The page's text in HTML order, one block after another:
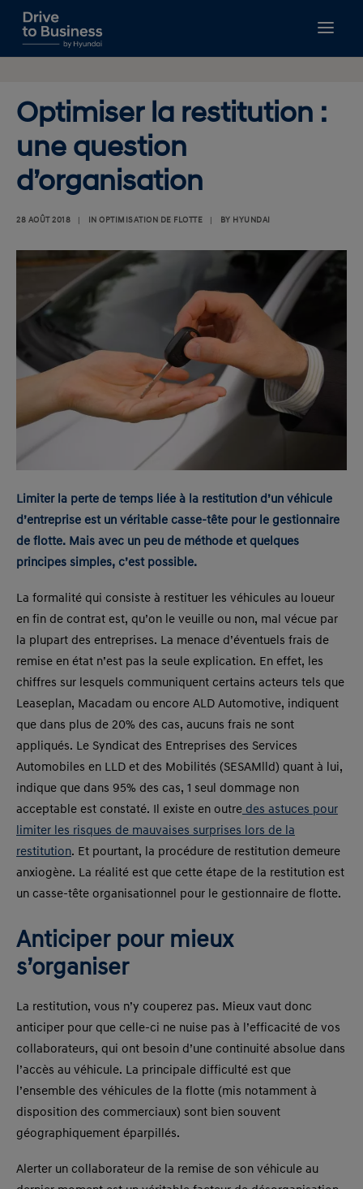
FISCALITÉ
FINANCEMENT
NOUVELLES MOBILITÉS
BIEN CHOISIR
RECHERCHE
Optimiser la restitution :
une question
d’organisation
28 AOÛT 2018 IN OPTIMISATION DE FLOTTE BY HYUNDAI
Limiter la perte de temps liée à la restitution d’un véhicule
d’entreprise est un véritable casse-tête pour le gestionnaire
de flotte. Mais avec un peu de méthode et quelques
principes simples, c’est possible.
La formalité qui consiste à restituer les véhicules au loueur
en fin de contrat est, qu’on le veuille ou non, mal vécue par
la plupart des entreprises. La menace d’éventuels frais de
remise en état n’est pas la seule explication. En effet, les
chiffres sur lesquels communiquent certains acteurs tels que
Leaseplan, Macadam ou encore ALD Automotive, indiquent
que dans plus de 20% des cas, aucuns frais ne sont
appliqués. Le Syndicat des Entreprises des Services
Automobiles en LLD et des Mobilités (SESAMlld) quant à lui,
indique que dans 95% des cas, 1 seul dommage non
acceptable est constaté. Il existe en outre des astuces pour
limiter les risques de mauvaises surprises lors de la
restitution. Et pourtant, la procédure de restitution demeure
anxiogène. La réalité est que cette étape de la restitution est
un casse-tête organisationnel pour le gestionnaire de flotte.
Anticiper pour mieux
s’organiser
La restitution, vous n’y couperez pas. Mieux vaut donc
anticiper pour que celle-ci ne nuise pas à l’efficacité de vos
collaborateurs, qui ont besoin d’une continuité absolue dans
l’accès au véhicule. La principale difficulté est que
l’ensemble des véhicules de la flotte (mis notamment à
disposition des commerciaux) sont bien souvent
géographiquement éparpillés.
Alerter un collaborateur de la remise de son véhicule au